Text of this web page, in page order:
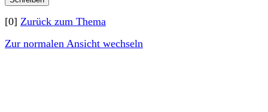
[0] Zurück zum Thema
Zur normalen Ansicht wechseln